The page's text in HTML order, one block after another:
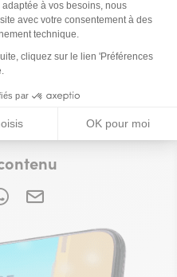
été utile ?
Enregistrer
(nouvelle fenêtre)
sur X / Twitter (nouvelle
sur WhatsApp
Partager par mail